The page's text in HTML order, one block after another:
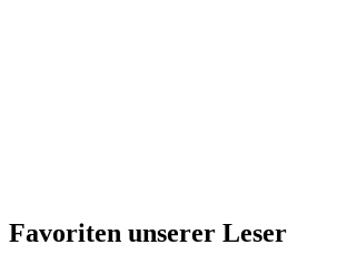
Favoriten unserer Leser